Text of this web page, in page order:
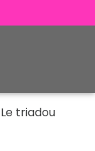
Le triadou